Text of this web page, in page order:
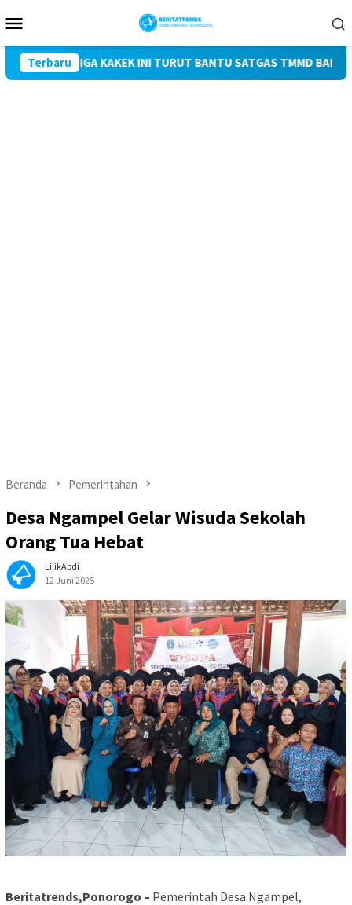
ke
Mobile
Terbaru
TIGA KAKEK INI TURUT BANTU SATGAS TMMD BANGUN
Beranda Pemerintahan
Desa Ngampel Gelar Wisuda Sekolah
Orang Tua Hebat
LilikAbdi
12 Juni 2025
Beritatrends,Ponorogo – Pemerintah Desa Ngampel,